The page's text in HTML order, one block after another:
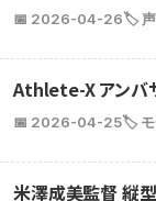
📅 2026-04-26🏷️ 声
Athlete-X アンバ
📅 2026-04-25🏷️ モ
米澤成美監督 縦型